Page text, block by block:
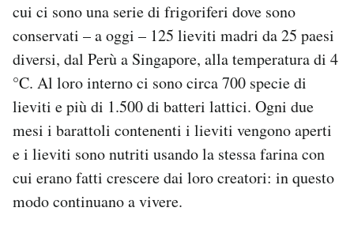
cui ci sono una serie di frigoriferi dove sono
conservati – a oggi – 125 lieviti madri da 25 paesi
diversi, dal Perù a Singapore, alla temperatura di 4
°C. Al loro interno ci sono circa 700 specie di
lieviti e più di 1.500 di batteri lattici. Ogni due
mesi i barattoli contenenti i lieviti vengono aperti
e i lieviti sono nutriti usando la stessa farina con
cui erano fatti crescere dai loro creatori: in questo
modo continuano a vivere.